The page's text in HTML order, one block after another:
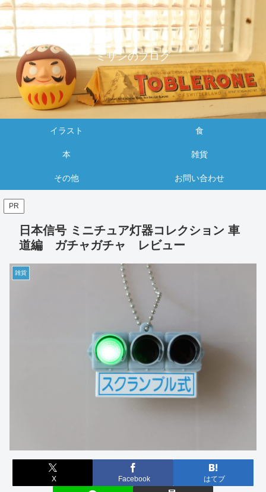
ミサンのブログ
イラスト 食
本 雑貨
その他 お問い合わせ
PR
日本信号 ミニチュア灯器コレクション 車
道編 ガチャガチャ レビュー
雑貨
X Facebook はてブ